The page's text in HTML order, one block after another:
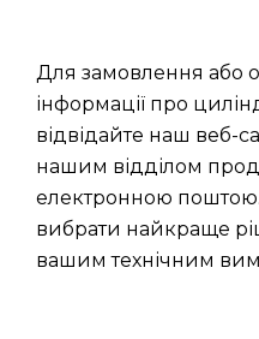
Для замовлення або
інформації про
відвідайте наш веб-
нашим відділом
електронною
вибрати найкраще
вашим технічним